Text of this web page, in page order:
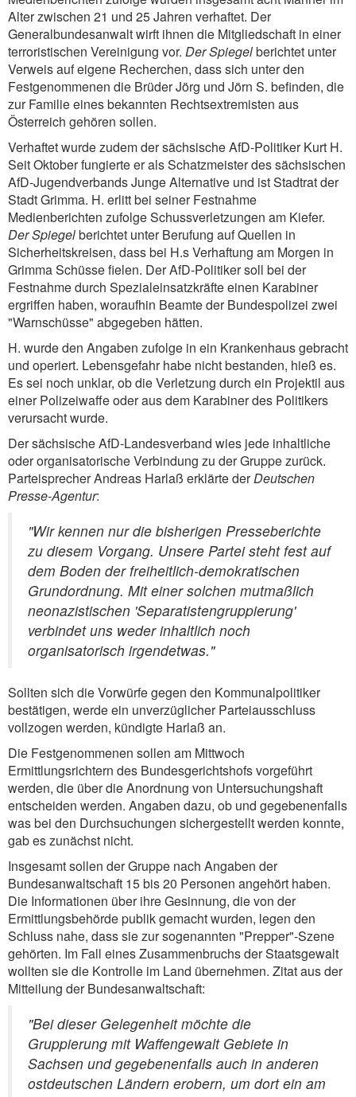
Alter zwischen 21 und 25 Jahren verhaftet. Der
Generalbundesanwalt wirft ihnen die Mitgliedschaft in einer
terroristischen Vereinigung vor. Der Spiegelberichtet unter
Verweis auf eigene Recherchen, dass sich unter den
Festgenommenen die Brüder Jörg und Jörn S. befinden, die
zur Familie eines bekannten Rechtsextremisten aus
Österreich gehören sollen.
Verhaftet wurde zudem der sächsische AfD-Politiker Kurt H.
Seit Oktober fungierte er als Schatzmeister des sächsischen
AfD-Jugendverbands Junge Alternative und ist Stadtrat der
Stadt Grimma. H. erlitt bei seiner Festnahme
Medienberichten zufolge Schussverletzungen am Kiefer.
Der Spiegelberichtet unter Berufung auf Quellen in
Sicherheitskreisen, dass bei H.s Verhaftung am Morgen in
Grimma Schüsse fielen. Der AfD-Politiker soll bei der
Festnahme durch Spezialeinsatzkräfte einen Karabiner
ergriffen haben, woraufhin Beamte der Bundespolizei zwei
"Warnschüsse" abgegeben hätten.
H. wurde den Angaben zufolge in ein Krankenhaus gebracht
und operiert. Lebensgefahr habe nicht bestanden, hieß es.
Es sei noch unklar, ob die Verletzung durch ein Projektil aus
einer Polizeiwaffe oder aus dem Karabiner des Politikers
verursacht wurde.
Der sächsische AfD-Landesverband wies jede inhaltliche
oder organisatorische Verbindung zu der Gruppe zurück.
Parteisprecher Andreas Harlaß erklärte derDeutschen
Presse-Agentur:
"Wir kennen nur die bisherigen Presseberichte
zu diesem Vorgang. Unsere Partei steht fest auf
dem Boden der freiheitlich-demokratischen
Grundordnung. Mit einer solchen mutmaßlich
neonazistischen 'Separatistengruppierung'
verbindet uns weder inhaltlich noch
organisatorisch irgendetwas."
Sollten sich die Vorwürfe gegen den Kommunalpolitiker
bestätigen, werde ein unverzüglicher Parteiausschluss
vollzogen werden, kündigte Harlaß an.
Die Festgenommenen sollen am Mittwoch
Ermittlungsrichtern des Bundesgerichtshofs vorgeführt
werden, die über die Anordnung von Untersuchungshaft
entscheiden werden. Angaben dazu, ob und gegebenenfalls
was bei den Durchsuchungen sichergestellt werden konnte,
gab es zunächst nicht.
Insgesamt sollen der Gruppe nach Angaben der
Bundesanwaltschaft 15 bis 20 Personen angehört haben.
Die Informationen über ihre Gesinnung, die von der
Ermittlungsbehörde publik gemacht wurden, legen den
Schluss nahe, dass sie zur sogenannten "Prepper"-Szene
gehörten. Im Fall eines Zusammenbruchs der Staatsgewalt
wollten sie die Kontrolle im Land übernehmen. Zitat aus der
Mitteilung der Bundesanwaltschaft:
"Bei dieser Gelegenheit möchte die
Gruppierung mit Waffengewalt Gebiete in
Sachsen und gegebenenfalls auch in anderen
ostdeutschen Ländern erobern, um dort ein am